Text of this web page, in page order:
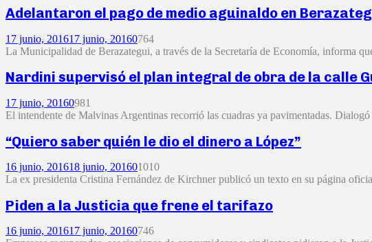
Adelantaron el pago de medio aguinaldo en
17 junio, 201617 junio, 20160764
La Municipalidad de Berazategui, a través de la Secretaría de Economía, informa
Nardini supervisó el plan integral de obra de la calle
17 junio, 20160981
El intendente de Malvinas Argentinas recorrió las cuadras ya pavimentadas.
“Quiero saber quién le dio el dinero a López”
16 junio, 201618 junio, 201601010
La ex presidenta Cristina Fernández de Kirchner publicó un texto en su página
Piden a la Justicia que frene el tarifazo
16 junio, 201617 junio, 20160746